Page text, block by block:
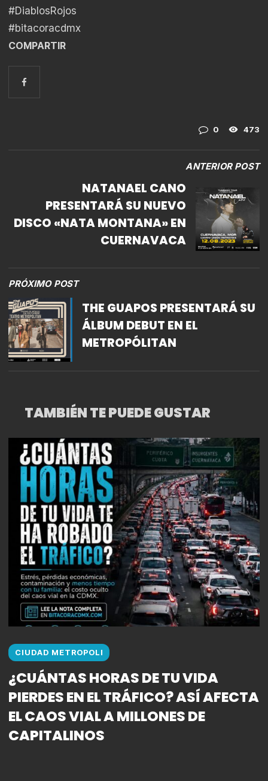
#DiablosRojos
#bitacoracdmx
COMPARTIR
0 473
ANTERIOR POST
NATANAEL CANO
PRESENTARÁ SU NUEVO
DISCO «NATA MONTANA» EN
CUERNAVACA
PRÓXIMO POST
THE GUAPOS PRESENTARÁ SU
ÁLBUM DEBUT EN EL
METROPÓLITAN
TAMBIÉN TE PUEDE GUSTAR
CIUDAD METROPOLI
¿CUÁNTAS HORAS DE TU VIDA
PIERDES EN EL TRÁFICO? ASÍ AFECTA
EL CAOS VIAL A MILLONES DE
CAPITALINOS